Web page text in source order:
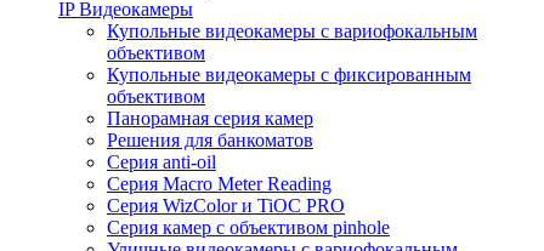
IP Видеокамеры
Купольные видеокамеры с вариофокальным
объективом
Купольные видеокамеры с фиксированным
объективом
Панорамная серия камер
Решения для банкоматов
Серия anti-oil
Серия Macro Meter Reading
Серия WizColor и TiOC PRO
Серия камер с объективом pinhole